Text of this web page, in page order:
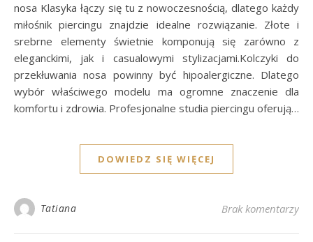
nosa Klasyka łączy się tu z nowoczesnością, dlatego każdy
miłośnik piercingu znajdzie idealne rozwiązanie. Złote i
srebrne elementy świetnie komponują się zarówno z
eleganckimi, jak i casualowymi stylizacjami.Kolczyki do
przekłuwania nosa powinny być hipoalergiczne. Dlatego
wybór właściwego modelu ma ogromne znaczenie dla
komfortu i zdrowia. Profesjonalne studia piercingu oferują…
DOWIEDZ SIĘ WIĘCEJ
Tatiana Brak komentarzy